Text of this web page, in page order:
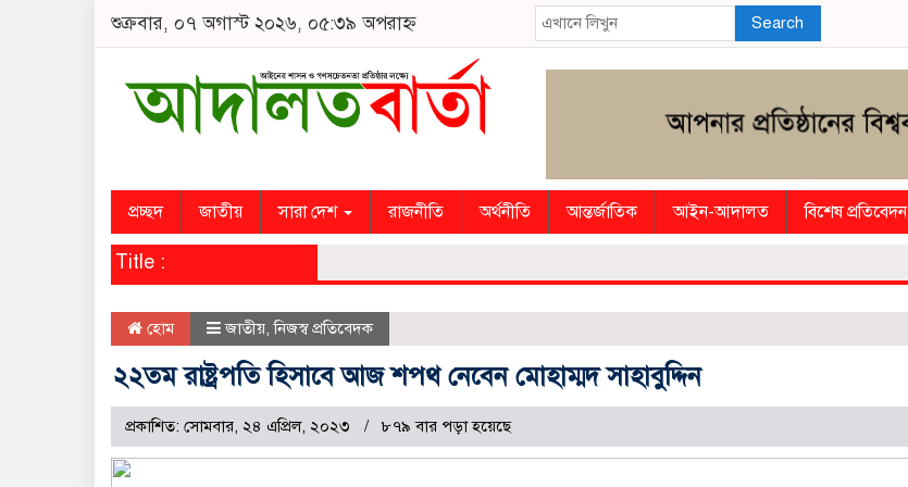
শুক্রবার, ০৭ অগাস্ট ২০২৬, ০৫:৩৯ অপরাহ্ন Search
প্রচ্ছদ জাতীয় সারা দেশ রাজনীতি অর্থনীতি আন্তর্জাতিক আইন-আদালত বিশেষ প্রতিবেদন
Title :
হোম জাতীয়,নিজস্ব প্রতিবেদক
২২তম রাষ্ট্রপতি হিসাবে আজ শপথ নেবেন মোহাম্মদ সাহাবুদ্দিন
প্রকাশিত: সোমবার, ২৪ এপ্রিল, ২০২৩ ৮৭৯ বার পড়া হয়েছে